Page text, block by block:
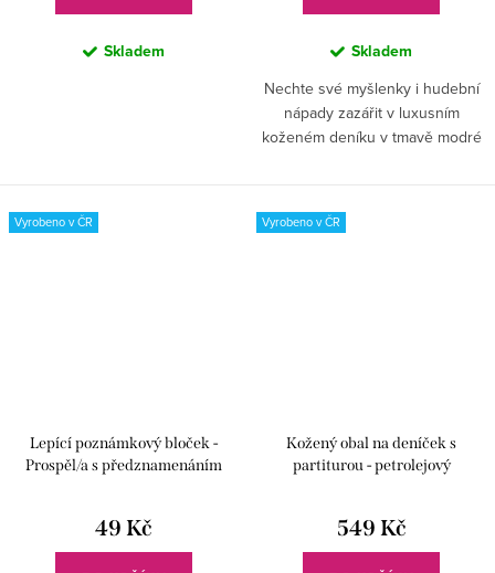
Skladem Skladem
Nechte své myšlenky i hudební
nápady zazářit v luxusním
koženém deníku v tmavě modré
design a jemný hudební detail.
Vyrobeno v ČR
Lepící poznámkový bloček -
Prospěl/a s předznamenáním
49 Kč
Vyrobeno v ČR
Kožený obal na deníček s
partiturou - petrolejový
549 Kč